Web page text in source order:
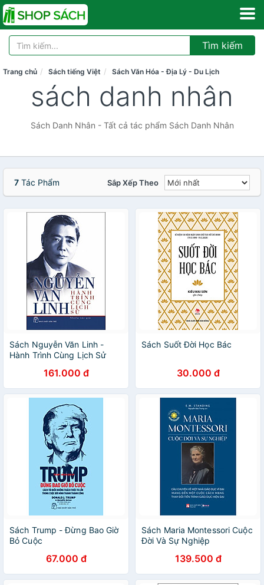
Tìm kiếm
Trang chủ Sách tiếng Việt Sách Văn Hóa - Địa Lý - Du Lịch
sách danh nhân
Sách Danh Nhân - Tất cả tác phẩm Sách Danh Nhân
7 Tác Phẩm Sắp Xếp Theo
Sách Nguyễn Văn Linh -
Hành Trình Cùng Lịch Sử
161.000 đ
Sách Suốt Đời Học Bác
30.000 đ
Sách Trump - Đừng Bao Giờ
Bỏ Cuộc
67.000 đ
Sách Maria Montessori Cuộc
Đời Và Sự Nghiệp
139.500 đ